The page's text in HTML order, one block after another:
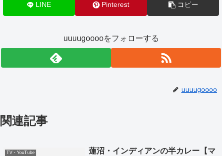
LINE Pinterest コピー
uuuugooooをフォローする
uuuugoooo
関連記事
TV・YouTube
蓮沼・インディアンの半カレー【マ